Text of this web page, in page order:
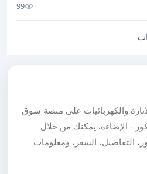
99
والكهربائيات على منصة سوق
- الإضاءة. يمكنك من خلال
التفاصيل، السعر، ومعلومات